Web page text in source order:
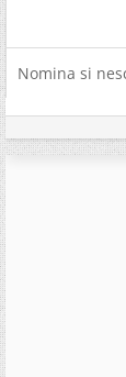
Nomina si